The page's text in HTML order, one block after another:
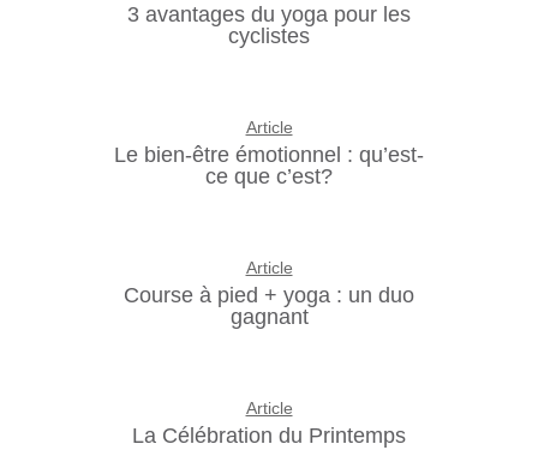
3 avantages du yoga pour les
cyclistes
Article
Le bien-être émotionnel : qu’est-
ce que c’est?
Article
Course à pied + yoga : un duo
gagnant
Article
La Célébration du Printemps